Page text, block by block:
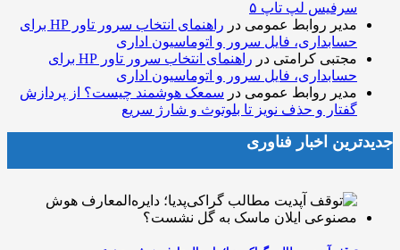
سرفیس لپ تاپ ۵
مدیر روابط عمومی در
راهنمای انتخاب سرور تاور HP برای
حسابداری، فایل سرور و اتوماسیون اداری
مجتبی کرامتی در
راهنمای انتخاب سرور تاور HP برای
حسابداری، فایل سرور و اتوماسیون اداری
مدیر روابط عمومی در سمعک هوشمند چیست؟ از پردازش
گفتار و حذف نویز تا بلوتوث و شارژ سریع
جدیدترین اخبار فناوری